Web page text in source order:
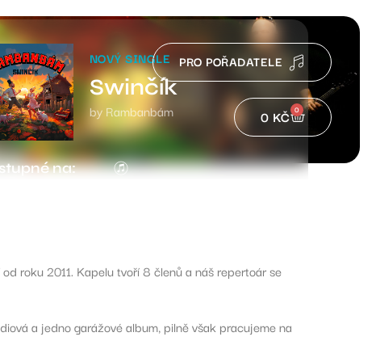
PRO POŘADATELE
0 KČ 0
NOVÝ SINGLE
Swinčík
by Rambanbám
na:
roku 2011. Kapelu tvoří 8 členů a náš repertoár se
a jedno garážové album, pilně však pracujeme na